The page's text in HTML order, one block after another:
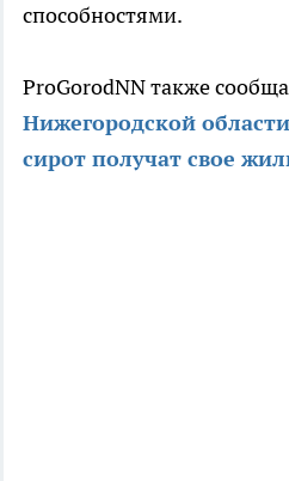
способностями.
ProGorodNN также
Нижегородской
сирот получат свое